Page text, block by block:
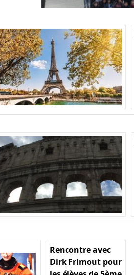
Rencontre avec
Dirk Frimout pour